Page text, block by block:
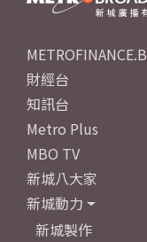
財經台
知訊台
Metro Plus
MBO TV
新城八大家
新城動力
新城製作